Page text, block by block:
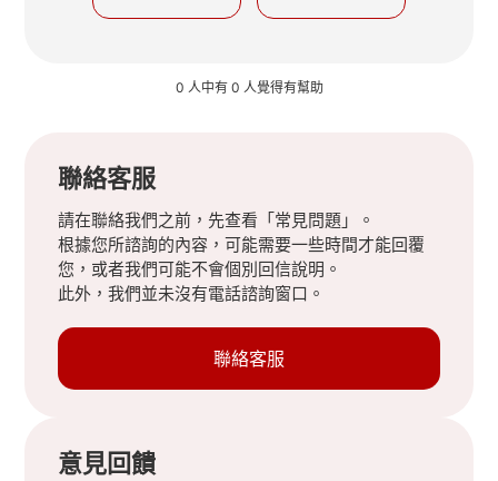
0 人中有 0 人覺得有幫助
聯絡客服
請在聯絡我們之前，先查看「常見問題」。
根據您所諮詢的內容，可能需要一些時間才能回覆
您，或者我們可能不會個別回信說明。
此外，我們並未沒有電話諮詢窗口。
聯絡客服
意見回饋